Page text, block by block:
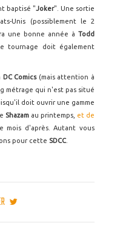
baptisé "Joker". Une sortie
Unis (possiblement le 2
une bonne année à Todd
tournage doit également
DC Comics (mais attention à
métrage qui n'est pas situé
doit ouvrir une gamme
Shazam au printemps, et de
mois d'après. Autant vous
pour cette SDCC